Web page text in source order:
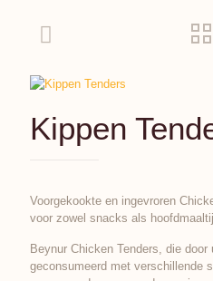
Kippen
Voorgekookte en ingevroren
voor zowel snacks als
Beynur Chicken Tenders, die door
geconsumeerd met verschillende